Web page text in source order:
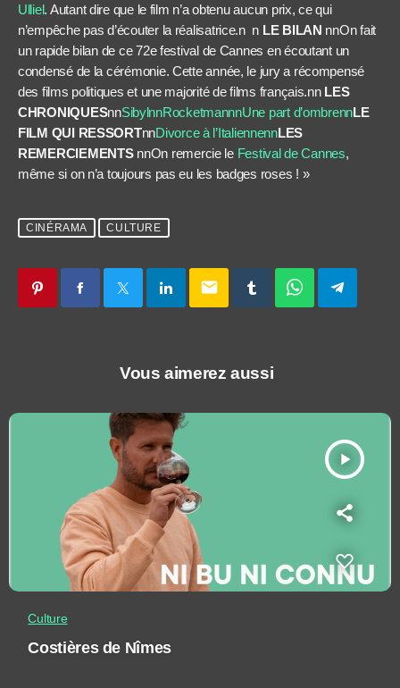
Ulliel. Autant dire que le film n’a obtenu aucun prix, ce qui
n’empêche pas d’écouter la réalisatrice.n n LE BILAN nnOn fait
un rapide bilan de ce 72e festival de Cannes en écoutant un
condensé de la cérémonie. Cette année, le jury a récompensé
des films politiques et une majorité de films français.nn LES
CHRONIQUESnnSibylnnRocketmannnUne part d’ombrennLE
FILM QUI RESSORTnnDivorce à l’ItaliennennLES
REMERCIEMENTSnnOn remercie le Festival de Cannes,
même si on n’a toujours pas eu les badges roses ! »
CINÉRAMA CULTURE
email
Vous aimerez aussi
play_arrow
Culture
Costières de Nîmes